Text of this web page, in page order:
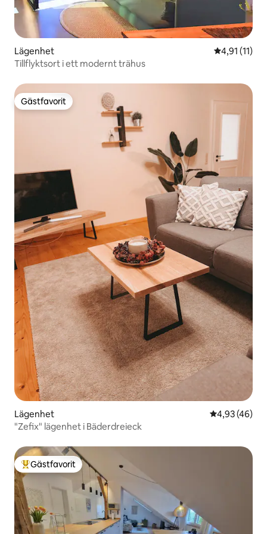
Lägenhet 4,91 av 5 i
4,91 (11)
Tillflyktsort i ett modernt trähus
Gästfavorit
Gästfavorit
Lägenhet 4,93 av 5 i
4,93 (46)
"Zefix" lägenhet i Bäderdreieck
Populär gästfavorit
Gästfavorit